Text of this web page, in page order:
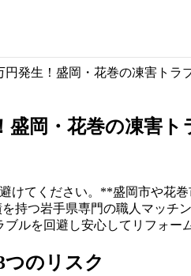
円発生！盛岡・花巻の凍害トラ
盛岡・花巻の凍害
てください。**盛岡市や花
持つ岩手県専門の職人マッチ
ルを回避し安心してリフォー
のリスク